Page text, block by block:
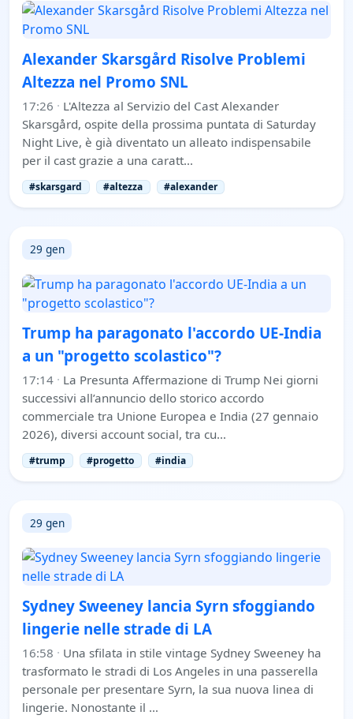
Alexander Skarsgård Risolve Problemi
Altezza nel Promo SNL
17:26 · L'Altezza al Servizio del Cast Alexander
Skarsgård, ospite della prossima puntata di Saturday
Night Live, è già diventato un alleato indispensabile
per il cast grazie a una caratt…
#skarsgard #altezza #alexander
29 gen
Trump ha paragonato l'accordo UE-India
a un "progetto scolastico"?
17:14 · La Presunta Affermazione di Trump Nei giorni
successivi all’annuncio dello storico accordo
commerciale tra Unione Europea e India (27 gennaio
2026), diversi account social, tra cu…
#trump #progetto #india
29 gen
Sydney Sweeney lancia Syrn sfoggiando
lingerie nelle strade di LA
16:58 · Una sfilata in stile vintage Sydney Sweeney ha
trasformato le stradi di Los Angeles in una passerella
personale per presentare Syrn, la sua nuova linea di
lingerie. Nonostante il …